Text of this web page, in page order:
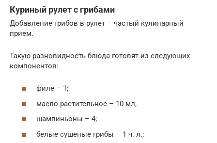
Куриный рулет с грибами
Добавление грибов в рулет – частый кулинарный
прием.
Такую разновидность блюда готовят из следующих
компонентов:
филе – 1;
масло растительное – 10 мл;
шампиньоны – 4;
белые сушеные грибы – 1 ч. л.;